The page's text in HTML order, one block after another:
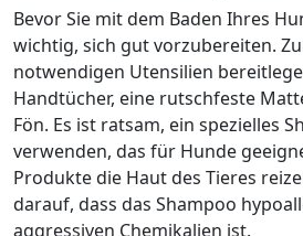
Bevor Sie mit dem Baden Ihres
wichtig, sich gut vorzubereiten.
notwendigen Utensilien
Handtücher, eine rutschfeste
Fön. Es ist ratsam, ein spezielles
verwenden, das für Hunde
Produkte die Haut des Tieres
darauf, dass das Shampoo
aggressiven Chemikalien ist.